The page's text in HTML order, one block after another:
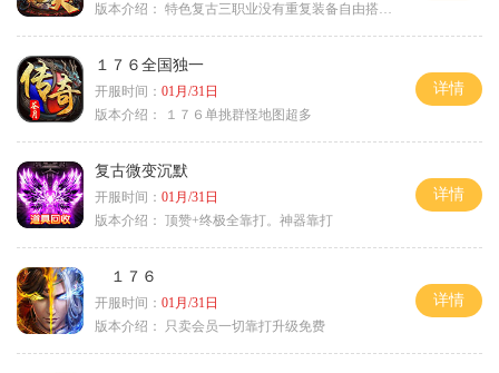
版本介绍： 特色复古三职业没有重复装备自由搭配私
１７６全国独一
开服时间： 01月/31日
版本介绍：
１７６单挑群怪地图超多
详情
复古微变沉默
开服时间： 01月/31日
版本介绍： 顶赞+终极全靠打。神器靠打
详情
１７６
开服时间： 01月/31日
版本介绍：
只卖会员一切靠打升级免费
详情